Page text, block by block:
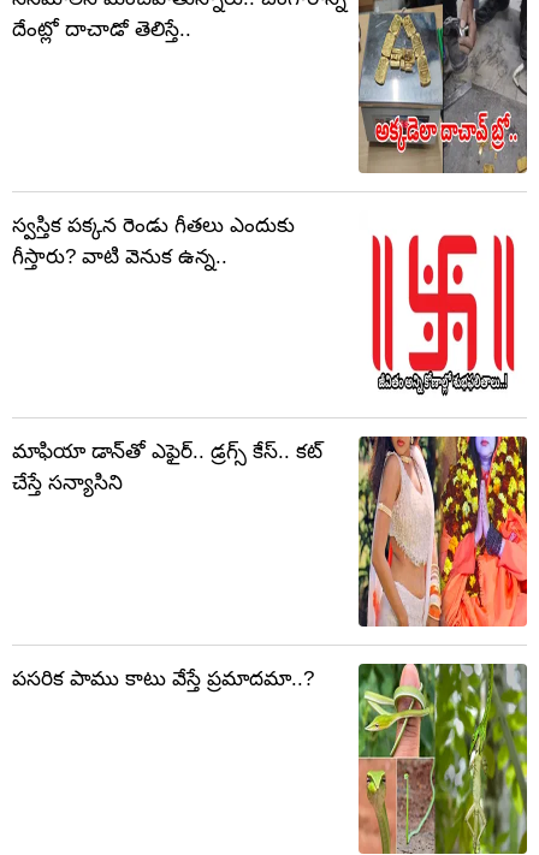
దేంట్లో దాచాడో తెలిస్తే..
స్వస్తిక పక్కన రెండు గీతలు ఎందుకు
గీస్తారు? వాటి వెనుక ఉన్న..
మాఫియా డాన్‌తో ఎఫైర్.. డ్రగ్స్ కేస్.. కట్
చేస్తే సన్యాసిని
పసరిక పాము కాటు వేస్తే ప్రమాదమా..?